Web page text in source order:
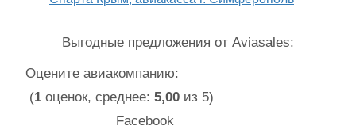
Выгодные предложения от Aviasales:
Оцените авиакомпанию:
(1 оценок, среднее: 5,00 из 5)
Facebook